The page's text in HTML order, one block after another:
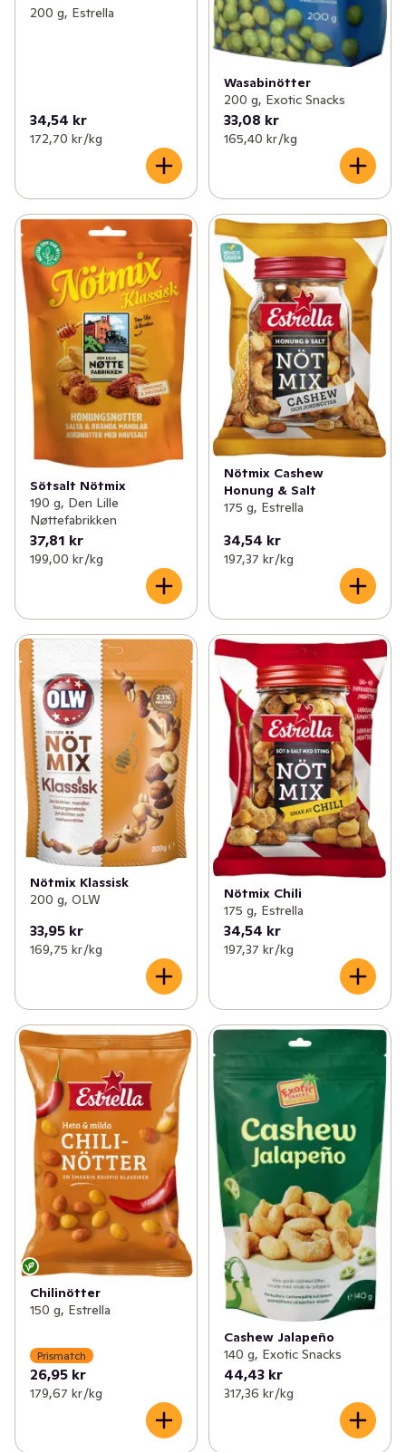
200 g, Estrella
34,54 kr
172,70 kr /kg
Wasabinötter
200 g, Exotic Snacks
33,08 kr
165,40 kr /kg
Sötsalt Nötmix
190 g, Den Lille
Nøttefabrikken
37,81 kr
199,00 kr /kg
Nötmix Cashew
Honung & Salt
175 g, Estrella
34,54 kr
197,37 kr /kg
Nötmix Klassisk
200 g, OLW
33,95 kr
169,75 kr /kg
Nötmix Chili
175 g, Estrella
34,54 kr
197,37 kr /kg
Chilinötter
150 g, Estrella
Prismatch
26,95 kr
179,67 kr /kg
Cashew Jalapeño
140 g, Exotic Snacks
44,43 kr
317,36 kr /kg